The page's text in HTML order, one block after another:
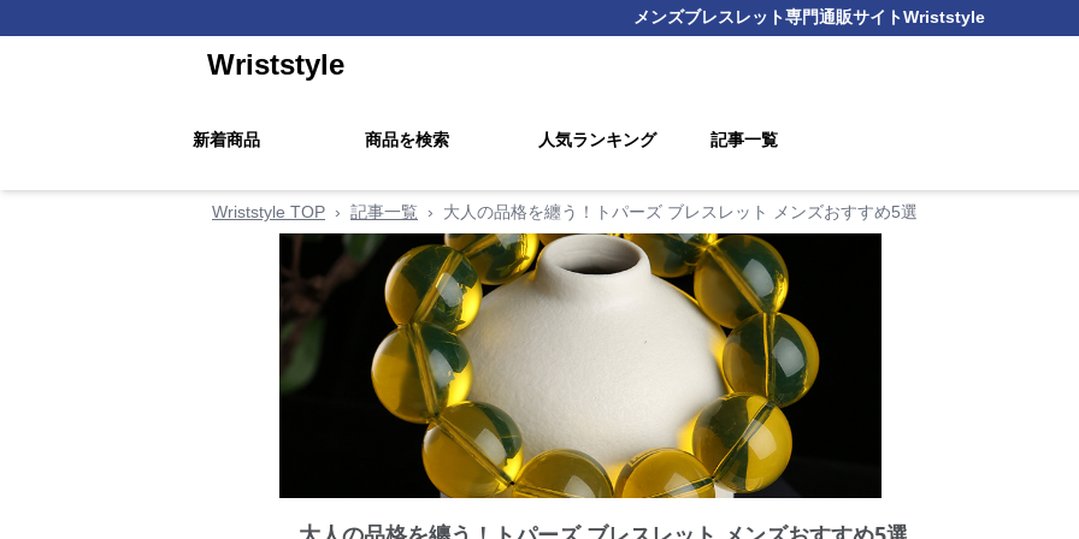
メンズブレスレット専門通販サイトWriststyle
Wriststyle
新着商品 商品を検索 人気ランキング 記事一覧
Wriststyle TOP › 記事一覧 › 大人の品格を纏う！トパーズ ブレスレット メンズおすすめ5選